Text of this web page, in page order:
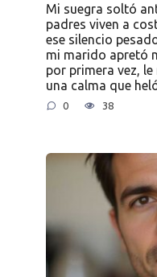
Mi suegra soltó
padres viven a
ese silencio
mi marido apretó
por primera vez,
una calma que
0 38